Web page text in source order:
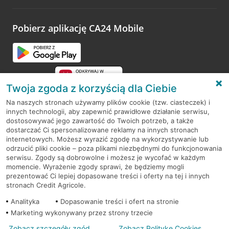
opinie.
Pobierz aplikację CA24 Mobile
RODO
Regulamin serwisu
Mapa serwisu
PolitykaCookies
Twoja zgoda z korzyścią dla Ciebie
Na naszych stronach używamy plików cookie (tzw. ciasteczek) i
innych technologii, aby zapewnić prawidłowe działanie serwisu,
dostosowywać jego zawartość do Twoich potrzeb, a także
dostarczać Ci spersonalizowane reklamy na innych stronach
internetowych. Możesz wyrazić zgodę na wykorzystywanie lub
odrzucić pliki cookie – poza plikami niezbędnymi do funkcjonowania
serwisu. Zgody są dobrowolne i możesz je wycofać w każdym
momencie. Wyrażenie zgody sprawi, że będziemy mogli
prezentować Ci lepiej dopasowane treści i oferty na tej i innych
stronach Credit Agricole.
Analityka
Dopasowanie treści i ofert na stronie
Marketing wykonywany przez strony trzecie